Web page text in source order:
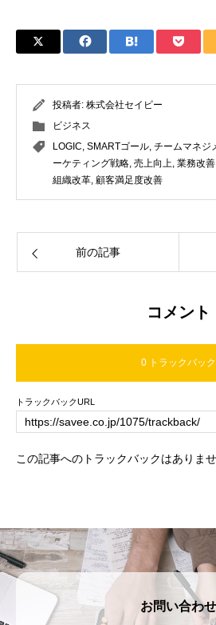
投稿者: 株式会社セイビー
ビジネス
LOGIC SMARTゴール チームマネジ
ーケティング戦略 売上向上 業務改善
組織改革 顧客満足度改善
前の記事
コメント
0 トラックバック
トラックバックURL
この記事へのトラックバックはありませ
お問い合わせ